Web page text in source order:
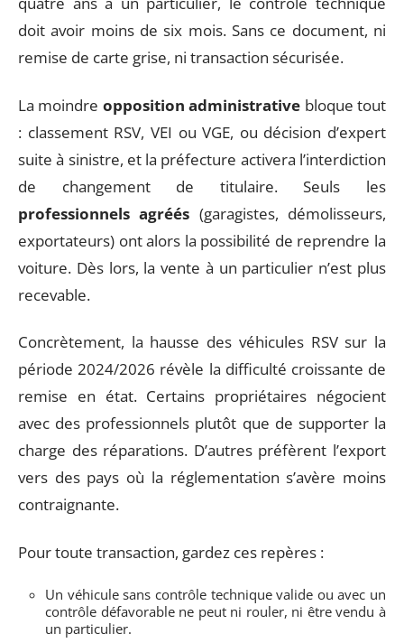
doit avoir moins de six mois. Sans ce document, ni
remise de carte grise, ni transaction sécurisée.
La moindre opposition administrative bloque tout
: classement RSV, VEI ou VGE, ou décision d’expert
suite à sinistre, et la préfecture activera l’interdiction
de changement de titulaire. Seuls les
professionnels agréés (garagistes, démolisseurs,
exportateurs) ont alors la possibilité de reprendre la
voiture. Dès lors, la vente à un particulier n’est plus
recevable.
Concrètement, la hausse des véhicules RSV sur la
période 2024/2026 révèle la difficulté croissante de
remise en état. Certains propriétaires négocient
avec des professionnels plutôt que de supporter la
charge des réparations. D’autres préfèrent l’export
vers des pays où la réglementation s’avère moins
contraignante.
Pour toute transaction, gardez ces repères :
Un véhicule sans contrôle technique valide ou avec un
contrôle défavorable ne peut ni rouler, ni être vendu à
un particulier.